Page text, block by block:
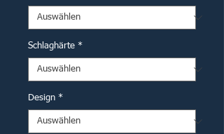
Schlaghärte *
Design *